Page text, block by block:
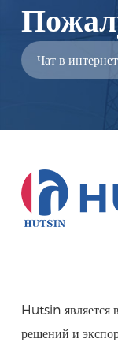
Чат в
Hutsin является
решений и